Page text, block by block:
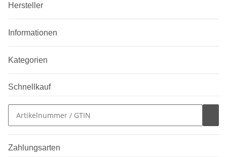
Hersteller
Informationen
Kategorien
Schnellkauf
Zahlungsarten